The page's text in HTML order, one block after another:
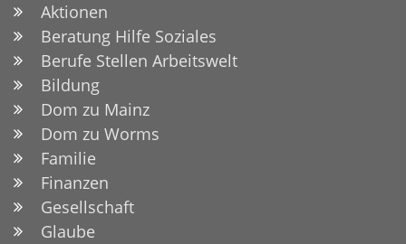
Aktionen
Beratung Hilfe Soziales
Berufe Stellen Arbeitswelt
Bildung
Dom zu Mainz
Dom zu Worms
Familie
Finanzen
Gesellschaft
Glaube